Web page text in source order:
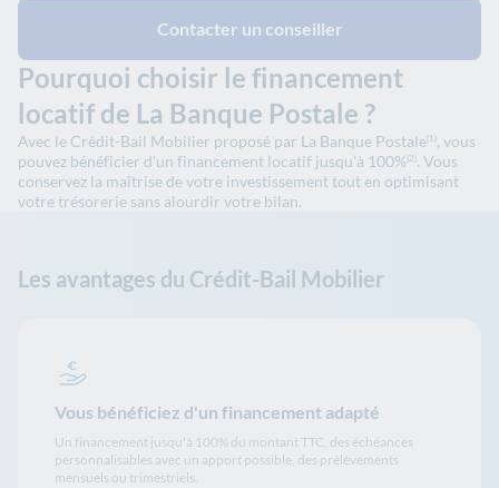
Contacter un conseiller
Pourquoi choisir le financement
locatif de La Banque Postale ?
Avec le Crédit-Bail Mobilier proposé par La Banque Postale(1), vous
pouvez bénéficier d’un financement locatif jusqu'à 100% (2). Vous
conservez la maîtrise de votre investissement tout en optimisant
votre trésorerie sans alourdir votre bilan.
Les avantages du Crédit-Bail Mobilier
Vous bénéficiez d'un financement adapté
Un financement jusqu'à 100% du montant TTC, des échéances
personnalisables avec un apport possible, des prélèvements
mensuels ou trimestriels.